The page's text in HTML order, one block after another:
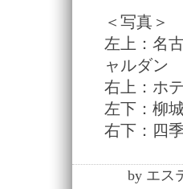
＜写真＞
左上：名
ャルダン
右上：ホ
左下：柳
右下：四
by エス